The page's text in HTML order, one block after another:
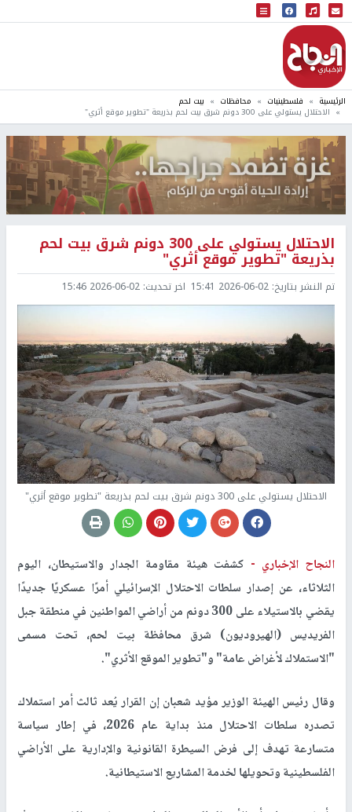
البث المباشر
إذاعة النجاح
الرئيسية فلسطينيات محافظات بيت لحم
الاحتلال يستولي على 300 دونم شرق بيت لحم بذريعة "تطوير موقع أثري"
الاحتلال يستولي على 300 دونم شرق بيت لحم
بذريعة "تطوير موقع أثري"
تم النشر بتاريخ: 2026-06-02 15:41 اخر تحديث: 2026-06-02 15:46
الاحتلال يستولي على 300 دونم شرق بيت لحم بذريعة "تطوير موقع أثري"
النجاح الإخباري - كشفت هيئة مقاومة الجدار والاستيطان، اليوم
الثلاثاء، عن إصدار سلطات الاحتلال الإسرائيلي أمرًا عسكريًا جديدًا
يقضي بالاستيلاء على 300 دونم من أراضي المواطنين في منطقة جبل
الفريديس (الهيروديون) شرق محافظة بيت لحم، تحت مسمى
"الاستملاك لأغراض عامة" و"تطوير الموقع الأثري".
وقال رئيس الهيئة الوزير مؤيد شعبان إن القرار يُعد ثالث أمر استملاك
تصدره سلطات الاحتلال منذ بداية عام 2026، في إطار سياسة
متسارعة تهدف إلى فرض السيطرة القانونية والإدارية على الأراضي
الفلسطينية وتحويلها لخدمة المشاريع الاستيطانية.